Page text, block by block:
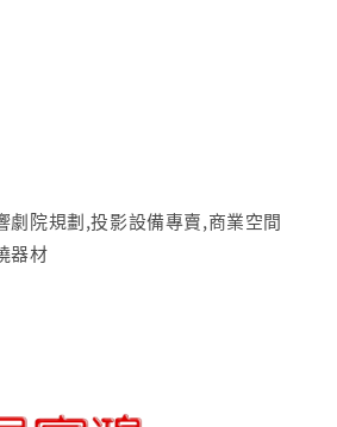
劇院規劃,投影設備專賣,商業空間
器材